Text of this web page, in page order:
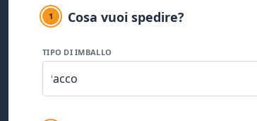
1 Cosa vuoi spedire?
TIPO DI IMBALLO